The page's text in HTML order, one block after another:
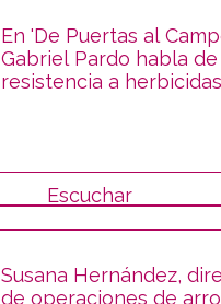
En 'De Puertas al
Gabriel Pardo habla de
resistencia a
Escuchar
Susana Hernández,
de operaciones de